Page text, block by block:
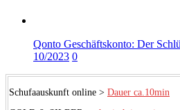
Qonto Geschäftskonto: Der
10/2023 0
Schufaauskunft online > Dauer ca.10min